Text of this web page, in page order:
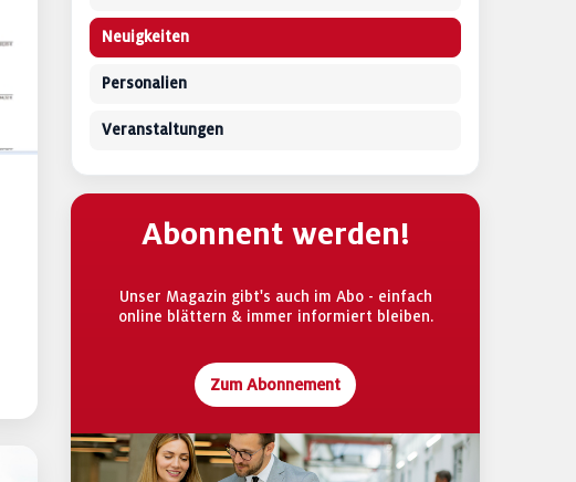
Neuigkeiten
Personalien
Veranstaltungen
Abonnent werden!
Unser Magazin gibt's auch im Abo - einfach
online blättern & immer informiert bleiben.
Zum Abonnement